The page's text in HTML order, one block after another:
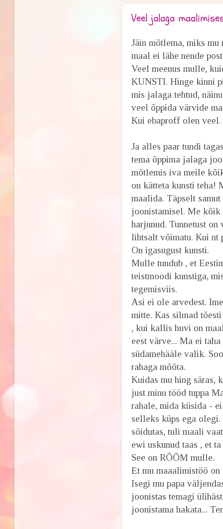
Veel jalaga
Jäin mõtlema, miks
maal ei lähe nende
Veel meenus mulle,
KUNSTI. Hinge kinni
mis jalaga tehtud,
veel õppida värvide
Kui ebaproff olen veel.
Ja alles paar tundi
tema õppima jalaga
mõtlemis iva meile
on kätteta kunsti teha!
maalida. Täpselt
joonistamisel. Me kõik
harjunud. Tunnetust
lihtsalt võimatu. Kui nt
On igasugust kunsti.
Mulle tundub , et
teistmoodi kunstiga,
tegemisviis.
Asi ei ole arvedest.
mitte. Kas silmad
, kui kallis huvi on
eest värve... Ma ei
südamehääle valik.
rahaga mõõta.
Kuidas mu hing säras,
just minu tööd tuppa
rahale, mida küsida -
selleks küps ega
sõidutas, tuli maali
ewi uskunud taas , et
See on RÕÕM mulle.
Et mu maaalimistöö
Isegi mu papa
joonistas temagi
joonistama hakata...